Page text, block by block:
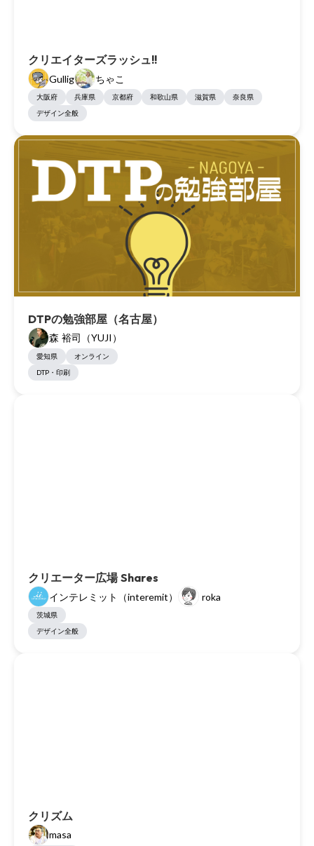
クリエイターズラッシュ!!
Gullig ちゃこ
大阪府 兵庫県 京都府 和歌山県 滋賀県
奈良県
デザイン全般
DTPの勉強部屋（名古屋）
森 裕司（YUJI）
愛知県
オンライン
DTP・印刷
クリエーター広場 Shares
インテレミット（interemit） roka
茨城県
デザイン全般
クリズム
masa